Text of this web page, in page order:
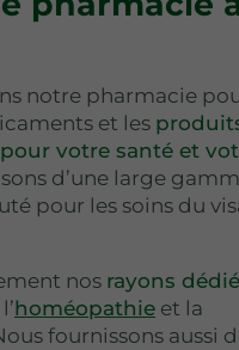
notre pharmacie
et les
votre santé et
d’une large
pour les soins du
nos rayons
homéopathie et la
fournissons aussi